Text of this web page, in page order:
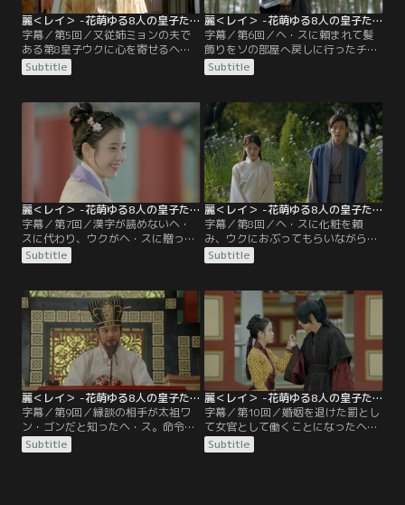
麗＜レイ＞ -花萌ゆる8人の皇子たち- 第05話／字幕
字幕／第5回／又従姉ミョンの夫で
ある第8皇子ウクに心を寄せるヘ・
ス。いけないとは分かっていても、
恋心はますます募っていく。そんな
ワン・ゴンに命じられていた第4皇
子ソだが、黒幕が母・皇后ユ氏だと
知ると、証拠をすべて消し去る。と
ころが、皇后ユ氏は感謝するどころ
か、ソを冷たく突き放すのだった。
Subtitle
麗＜レイ＞ -花萌ゆる8人の皇子たち- 第06話／字幕
字幕／第6回／ヘ・スに頼まれて髪
飾りをソの部屋へ戻しに行ったチェ
リョンが、運悪くヨナ皇女に見つか
ってしまい罰せられる。誤解だと釈
ヘ・スは自分を叩けと言う。その光
景を見ていたウクは助けに入ろうと
するが、ソに先を越され不快に思
う。数日後、第14皇子ワン・ジョン
とヘ・スはごろつきに絡まれるが、
またしてもソに助けられ…。
Subtitle
麗＜レイ＞ -花萌ゆる8人の皇子たち- 第07話／字幕
字幕／第7回／漢字が読めないヘ・
スに代わり、ウクがヘ・スに贈った
詩を読んだ第13皇子ペガは、2人の
関係に気づいてしまう。そんな中、
妻ミョンは、ウクの母・皇后ファン
ボ氏の元を訪れ、ヘ・スをウクの妻
にしてほしいと頼むのだった。一
方、ウク夫妻とともに皇宮に出向い
たヘ・スは、現代で出会った男と瓜
二つの人物を見つけるが…。
Subtitle
麗＜レイ＞ -花萌ゆる8人の皇子たち- 第08話／字幕
字幕／第8回／ヘ・スに化粧を頼
み、ウクにおぶってもらいながら散
歩に出かけたミョン。ウクへの一途
な想いを口にした後、彼の背中でつ
みに暮れるヘ・スとウク。第10皇子
ウンは、人形劇を見せてヘ・スを元
気づけようとする。そんなある日、
突然ヘ・スの縁談が決まったという
知らせが入る。相手が還暦を過ぎた
年寄りだと聞いた皇子たちは…。
Subtitle
麗＜レイ＞ -花萌ゆる8人の皇子たち- 第09話／字幕
字幕／第9回／縁談の相手が太祖ワ
ン・ゴンだと知ったヘ・ス。命令に
従わなければ皇子たちの立場がなく
なると聞き、仕方なく皇宮へ向か
Subtitle
麗＜レイ＞ -花萌ゆる8人の皇子たち- 第10話／字幕
字幕／第10回／婚姻を退けた罰とし
て女官として働くことになったヘ・
スに、ソは皇宮で生き抜く術を教え
る。間もなくしてソの武芸の師であ
Subtitle